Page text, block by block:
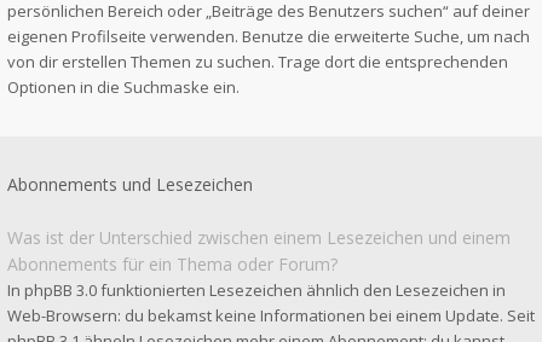
persönlichen Bereich oder „Beiträge des Benutzers suchen“ auf deiner
eigenen Profilseite verwenden. Benutze die erweiterte Suche, um nach
von dir erstellen Themen zu suchen. Trage dort die entsprechenden
Optionen in die Suchmaske ein.
Abonnements und Lesezeichen
Was ist der Unterschied zwischen einem Lesezeichen und einem
Abonnements für ein Thema oder Forum?
In phpBB 3.0 funktionierten Lesezeichen ähnlich den Lesezeichen in
Web-Browsern: du bekamst keine Informationen bei einem Update. Seit